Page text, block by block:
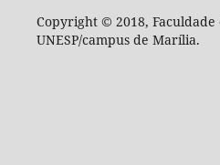
Copyright © 2018, Faculdade
UNESP/campus de Marília.